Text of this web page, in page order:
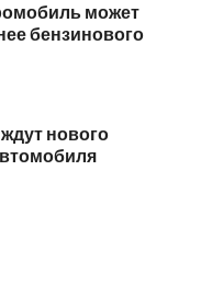
может
бензинового
нового